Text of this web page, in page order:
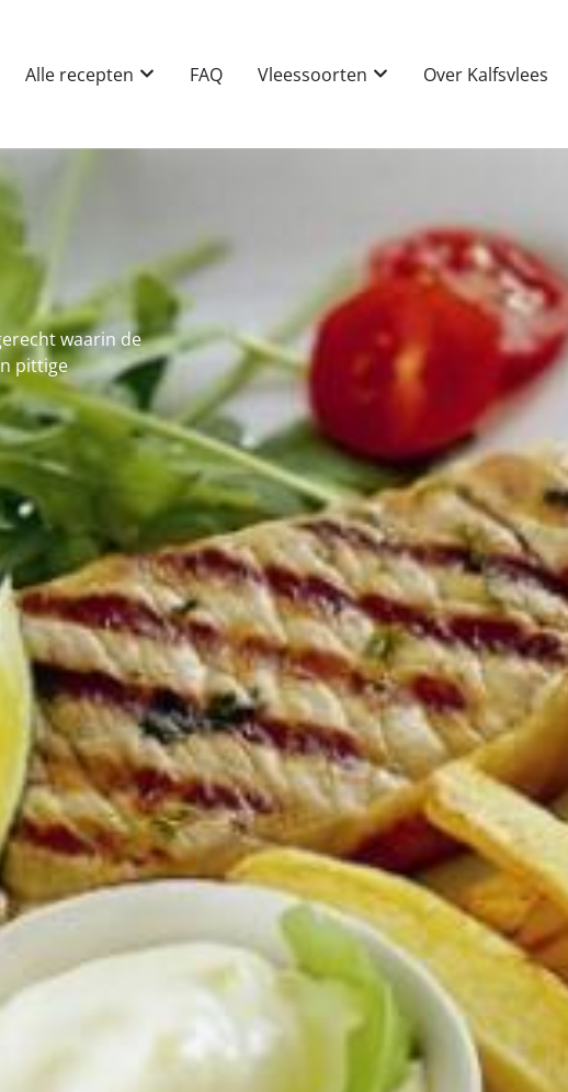
Alle recepten FAQ Vleessoorten Over Kalfsvlees
waarin de
pittige